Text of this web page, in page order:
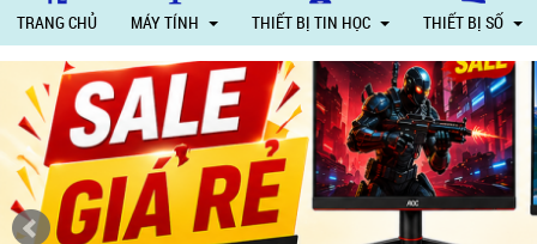
TRANG CHỦ MÁY TÍNH THIẾT BỊ TIN HỌC THIẾT BỊ SỐ